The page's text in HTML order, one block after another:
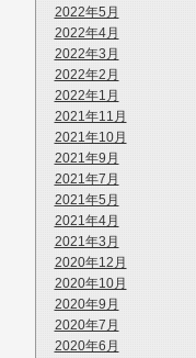
2022年5月
2022年4月
2022年3月
2022年2月
2022年1月
2021年11月
2021年10月
2021年9月
2021年7月
2021年5月
2021年4月
2021年3月
2020年12月
2020年10月
2020年9月
2020年7月
2020年6月